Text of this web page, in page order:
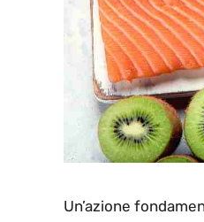
Un’azione